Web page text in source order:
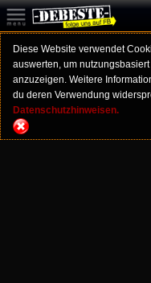
Diese Website verwendet
auswerten, um
anzuzeigen. Weitere
du deren Verwendung
Datenschutzhinweisen.